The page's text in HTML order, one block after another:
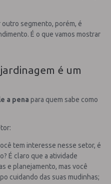
segmento, porém, é
É o que vamos mostrar
é um
a pena para quem sabe como
tem interesse nesse setor, é
É claro que a atividade
e planejamento, mas você
cuidando das suas mudinhas;